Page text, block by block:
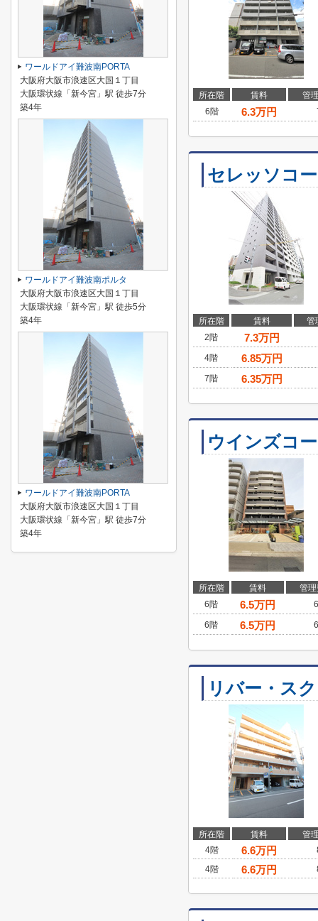
所在階 賃料
管
6階
6.3万円
セレッソコ
所在階 賃料
管
2階
7.3万円
4階 6.85万円
7階 6.35万円
ウインズコ
所在階 賃料
管
6階
6.5万円
6階 6.5万円
リバー・ス
所在階 賃料
管
4階
6.6万円
4階
6.6万円
ワールドアイ難波南PORTA
大阪府大阪市浪速区大国１丁目
大阪環状線「新今宮」駅 徒歩7分
築4年
ワールドアイ難波南ポルタ
大阪府大阪市浪速区大国１丁目
大阪環状線「新今宮」駅 徒歩5分
築4年
ワールドアイ難波南PORTA
大阪府大阪市浪速区大国１丁目
大阪環状線「新今宮」駅 徒歩7分
築4年